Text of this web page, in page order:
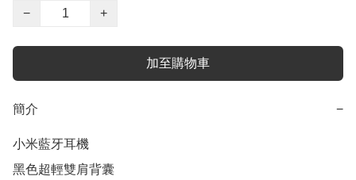
−
+
加至購物車
簡介 −
小米藍牙耳機
黑色超輕雙肩背囊